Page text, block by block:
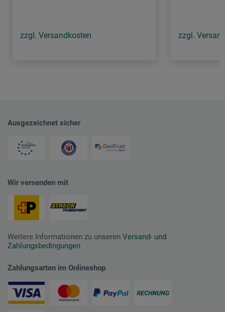
zzgl. Versandkosten zzgl.
Ausgezeichnet sicher
Wir versenden mit
Weitere Informationen zu unseren Versand- und
Zahlungsbedingungen
Zahlungsarten im Onlineshop